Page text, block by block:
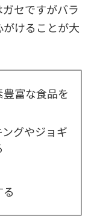
セですがバラ
けることが大
富な食品を
グやジョギ